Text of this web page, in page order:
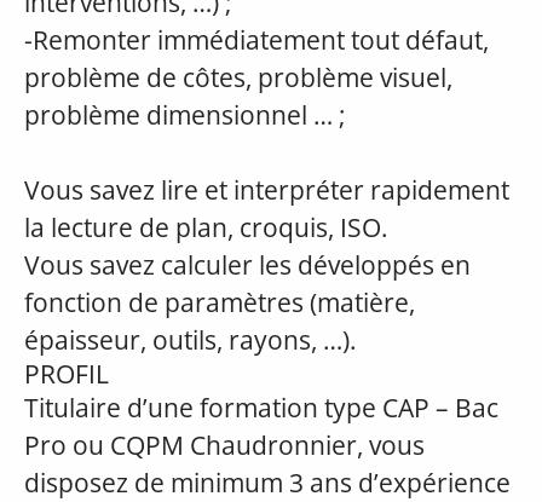
-Remonter immédiatement tout défaut,
problème de côtes, problème visuel,
problème dimensionnel … ;
Vous savez lire et interpréter rapidement
la lecture de plan, croquis, ISO.
Vous savez calculer les développés en
fonction de paramètres (matière,
épaisseur, outils, rayons, …).
PROFIL
Titulaire d’une formation type CAP – Bac
Pro ou CQPM Chaudronnier, vous
disposez de minimum 3 ans d’expérience